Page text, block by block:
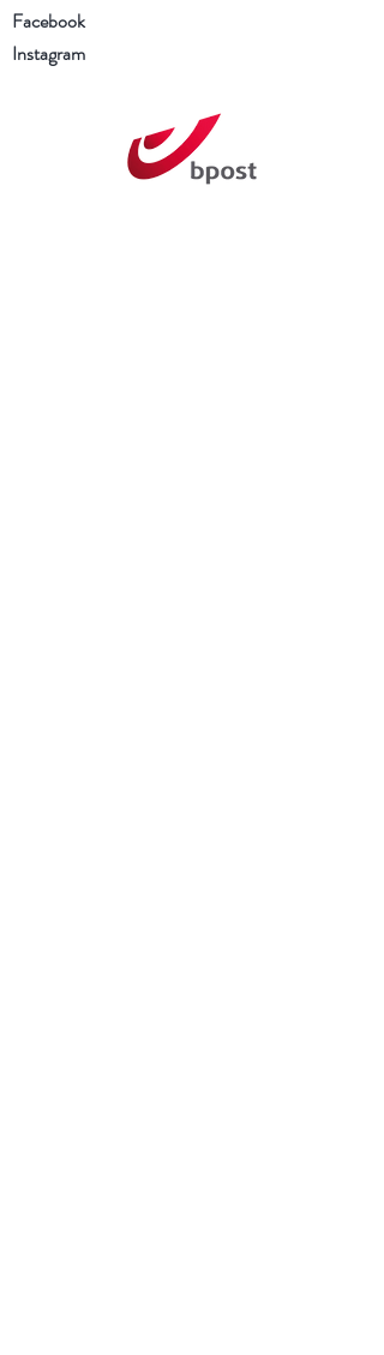
Facebook
Instagram